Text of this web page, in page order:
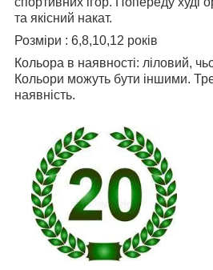
та якісний накат.
Розміри : 6,8,10,12 років
Кольора в наявності: ліловий,
Кольори можуть бути іншими.
наявність.